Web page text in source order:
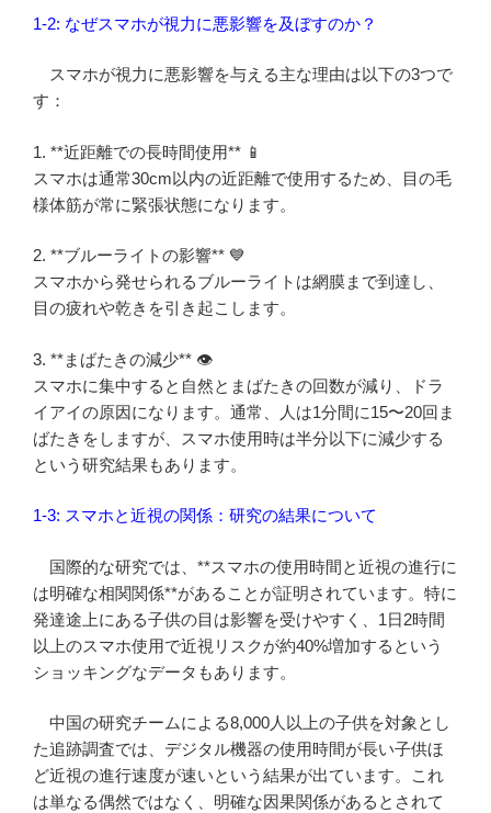
1-2: なぜスマホが視力に悪影響を及ぼすのか？
スマホが視力に悪影響を与える主な理由は以下の3つで
す：
1. **近距離での長時間使用** 📱
スマホは通常30cm以内の近距離で使用するため、目の毛
様体筋が常に緊張状態になります。
2. **ブルーライトの影響** 💙
スマホから発せられるブルーライトは網膜まで到達し、
目の疲れや乾きを引き起こします。
3. **まばたきの減少** 👁️
スマホに集中すると自然とまばたきの回数が減り、ドラ
イアイの原因になります。通常、人は1分間に15〜20回ま
ばたきをしますが、スマホ使用時は半分以下に減少する
という研究結果もあります。
1-3: スマホと近視の関係：研究の結果について
国際的な研究では、**スマホの使用時間と近視の進行に
は明確な相関関係**があることが証明されています。特に
発達途上にある子供の目は影響を受けやすく、1日2時間
以上のスマホ使用で近視リスクが約40%増加するという
ショッキングなデータもあります。
中国の研究チームによる8,000人以上の子供を対象とし
た追跡調査では、デジタル機器の使用時間が長い子供ほ
ど近視の進行速度が速いという結果が出ています。これ
は単なる偶然ではなく、明確な因果関係があるとされて